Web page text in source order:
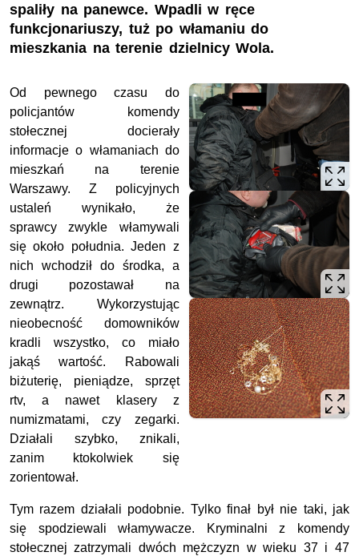
spaliły na panewce. Wpadli w ręce
funkcjonariuszy, tuż po włamaniu do
mieszkania na terenie dzielnicy Wola.
Od pewnego czasu do
policjantów komendy
stołecznej docierały
informacje o włamaniach do
mieszkań na terenie
Warszawy. Z policyjnych
ustaleń wynikało, że
sprawcy zwykle włamywali
się około południa. Jeden z
nich wchodził do środka, a
drugi pozostawał na
zewnątrz. Wykorzystując
nieobecność domowników
kradli wszystko, co miało
jakąś wartość. Rabowali
biżuterię, pieniądze, sprzęt
rtv, a nawet klasery z
numizmatami, czy zegarki.
Działali szybko, znikali,
zanim ktokolwiek się
zorientował.
Tym razem działali podobnie. Tylko finał był nie taki, jak
się spodziewali włamywacze. Kryminalni z komendy
stołecznej zatrzymali dwóch mężczyzn w wieku 37 i 47